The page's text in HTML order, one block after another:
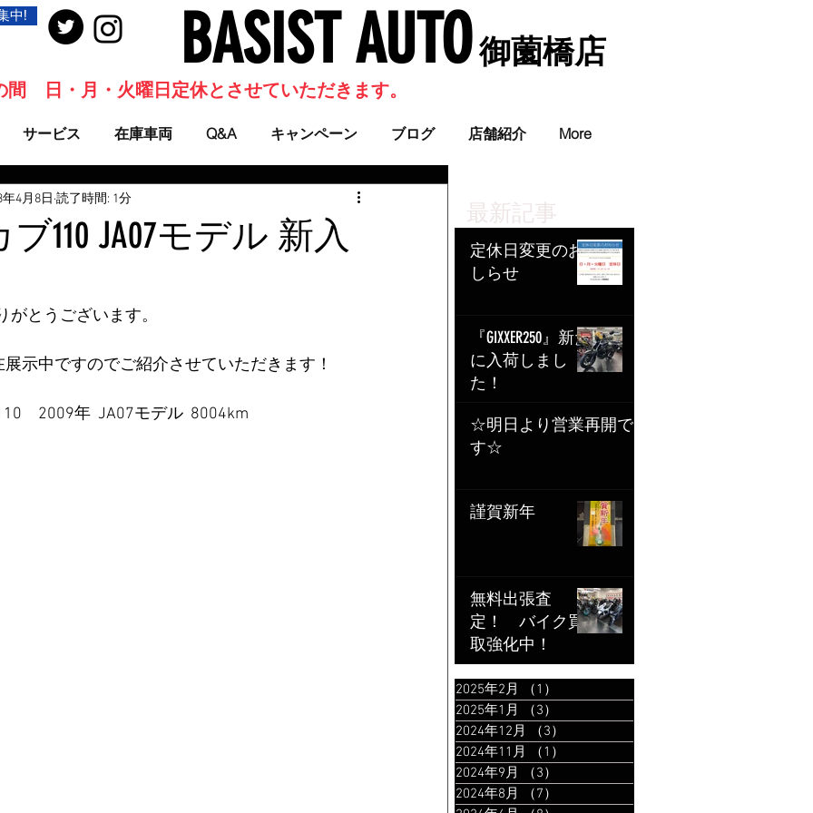
中! BASIST AUTO​ 御薗橋店
サービス 在庫車両 Q&A キャンペーン ブログ 店舗紹介 More
間 日・月・火曜日定休とさせていただきます。
最新記事
定休日変更のお
しらせ
『GIXXER250』新た
に入荷しまし
た！
☆明日より営業再開で
す☆
謹賀新年
無料出張査
定！ バイク買
取強化中！
2025年2月 （1）
2025年1月
（3）
2024年12月
（3）
2024年11月
（1）
2024年9月
（3）
2024年8月
（7）
110 JA07モデル 新入
年4月8日 読了時間: 1分
とうございます。
示中ですのでご紹介させていただきます！
　2009年  JA07モデル  8004km